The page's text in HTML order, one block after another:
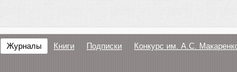
Журналы Книги Подписки Конкурс им. А.С.